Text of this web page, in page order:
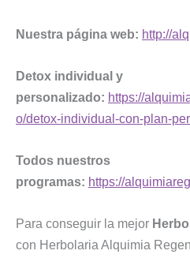
Nuestra página web: http://
Detox individual y
personalizado: https://
o/detox-individual-con-plan-
Todos nuestros
programas: https://
Para conseguir la mejor
con Herbolaria Alquimia